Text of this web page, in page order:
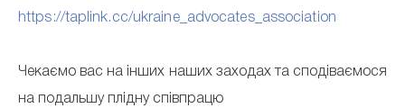
https://taplink.cc/ukraine_advocates_association
Чекаємо вас на інших наших заходах та сподіваємося
на подальшу плідну співпрацю